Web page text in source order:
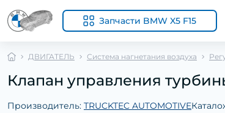
Запчасти BMW X5 F15
ДВИГАТЕЛЬ Система нагнетания воздуха
Клапан управления
Производитель: TRUCKTEC AUTOMOTIVE